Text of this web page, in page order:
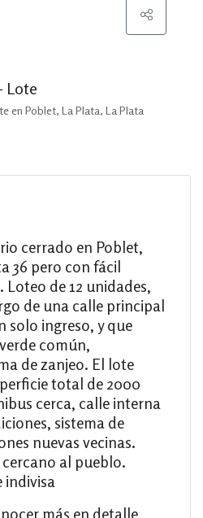
Lote
en Poblet, La Plata, La Plata
cerrado en Poblet,
36 pero con fácil
Loteo de 12 unidades,
de una calle principal
solo ingreso, y que
común,
de zanjeo. El lote
total de 2000
cerca, calle interna
sistema de
nuevas vecinas.
al pueblo.
más en detalle